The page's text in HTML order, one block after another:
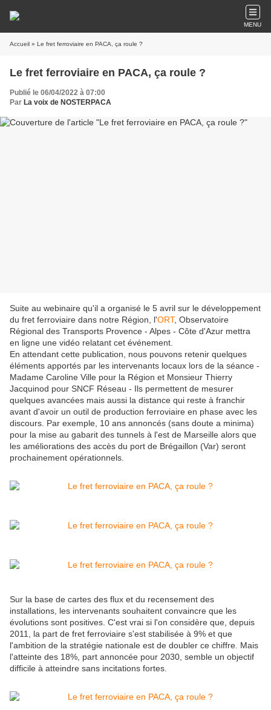
MENU
Accueil » Le fret ferroviaire en PACA, ça roule ?
Le fret ferroviaire en PACA, ça roule ?
Publié le 06/04/2022 à 07:00
Par La voix de NOSTERPACA
Suite au webinaire qu'il a organisé le 5 avril sur le développement
du fret ferroviaire dans notre Région, l'ORT, Observatoire
Régional des Transports Provence - Alpes - Côte d'Azur mettra
en ligne une vidéo relatant cet événement.
En attendant cette publication, nous pouvons retenir quelques
éléments apportés par les intervenants locaux lors de la séance -
Madame Caroline Ville pour la Région et Monsieur Thierry
Jacquinod pour SNCF Réseau - Ils permettent de mesurer
quelques avancées mais aussi la distance qui reste à franchir
avant d'avoir un outil de production ferroviaire en phase avec les
discours. Par exemple, 10 ans annoncés (sans doute a minima)
pour la mise au gabarit des tunnels à l'est de Marseille alors que
les améliorations des accès du port de Brégaillon (Var) seront
prochainement opérationnels.
Sur la base de cartes des flux et du recensement des
installations, les intervenants souhaitent convaincre que les
évolutions sont positives. C'est vrai si l'on considère que, depuis
2011, la part de fret ferroviaire s'est stabilisée à 9% et que
l'ambition de la stratégie nationale est de doubler ce chiffre. Mais
l'atteinte des 18%, part annoncée pour 2030, semble un objectif
difficile à atteindre sans incitations fortes.